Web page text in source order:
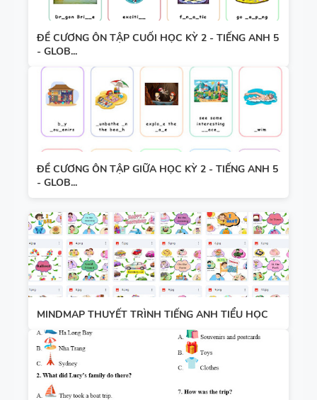
ĐỀ CƯƠNG ÔN TẬP CUỐI HỌC KỲ 2 - TIẾNG ANH 5
- GLOB...
ĐỀ CƯƠNG ÔN TẬP GIỮA HỌC KỲ 2 - TIẾNG ANH 5
- GLOB...
MINDMAP THUYẾT TRÌNH TIẾNG ANH TIỂU HỌC